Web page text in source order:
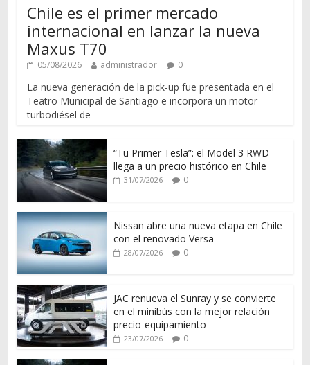
Chile es el primer mercado
internacional en lanzar la nueva
Maxus T70
05/08/2026 administrador 0
La nueva generación de la pick-up fue presentada en el
Teatro Municipal de Santiago e incorpora un motor
turbodiésel de
“Tu Primer Tesla”: el Model 3 RWD
llega a un precio histórico en Chile
31/07/2026 0
Nissan abre una nueva etapa en Chile
con el renovado Versa
28/07/2026 0
JAC renueva el Sunray y se convierte
en el minibús con la mejor relación
precio-equipamiento
23/07/2026 0